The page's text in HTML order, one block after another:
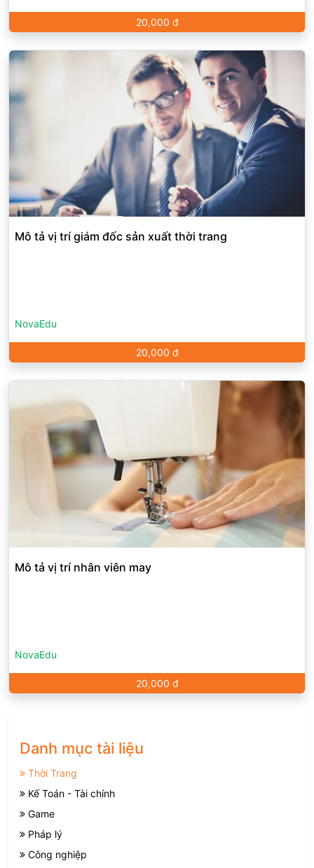
20,000 đ
Mô tả vị trí giám đốc sản xuất thời trang
NovaEdu
20,000 đ
Mô tả vị trí nhân viên may
NovaEdu
20,000 đ
Danh mục tài liệu
Thời Trang
Kế Toán - Tài chính
Game
Pháp lý
Công nghiệp